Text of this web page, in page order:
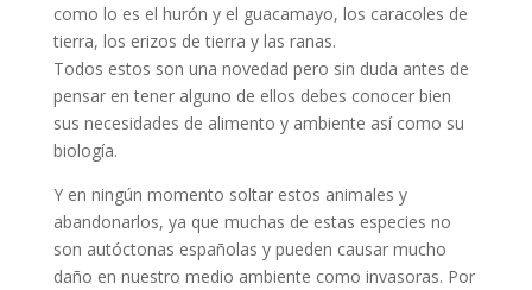
como lo es el hurón y el guacamayo, los caracoles de
tierra, los erizos de tierra y las ranas.
Todos estos son una novedad pero sin duda antes de
pensar en tener alguno de ellos debes conocer bien
sus necesidades de alimento y ambiente así como su
biología.
Y en ningún momento soltar estos animales y
abandonarlos, ya que muchas de estas especies no
son autóctonas españolas y pueden causar mucho
daño en nuestro medio ambiente como invasoras. Por